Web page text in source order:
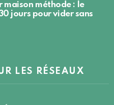
maison méthode : le
jours pour vider sans
LES RÉSEAUX